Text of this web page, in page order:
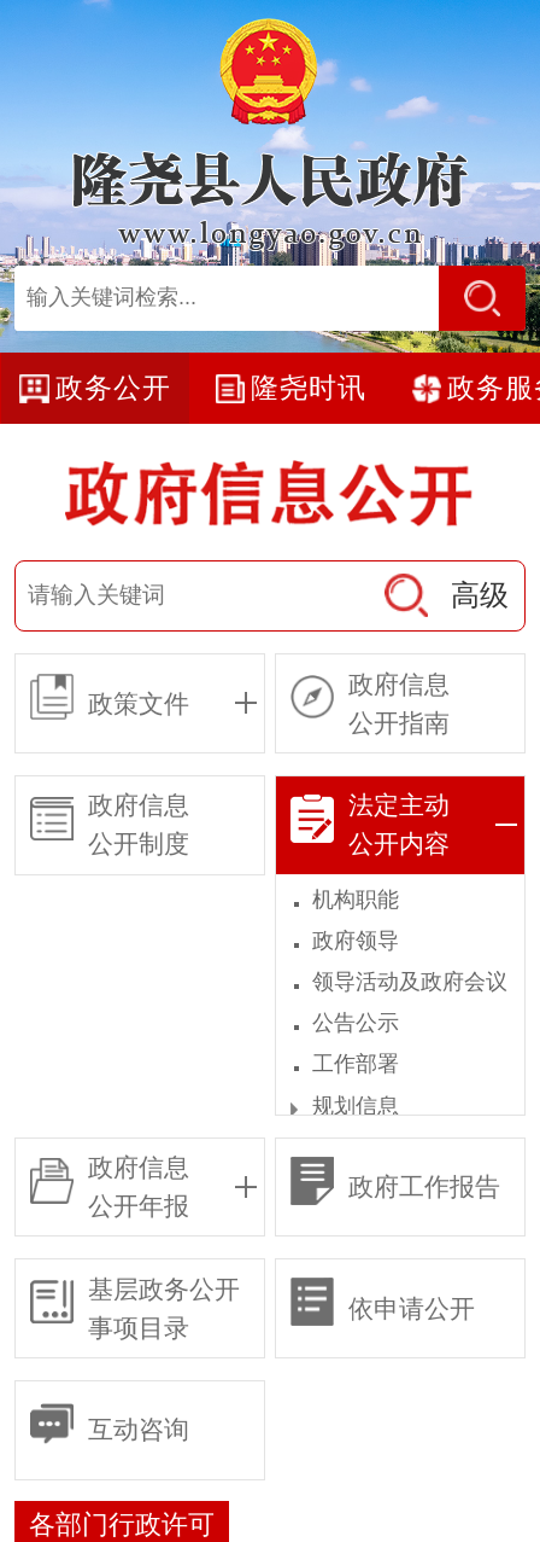
政务公开 隆尧时讯 政务服
高级
政策文件
政府信息
公开指南
政府信息
公开制度
法定主动
公开内容
机构职能
政府领导
领导活动及政府会议
公告公示
工作部署
规划信息
统计信息
权责清单
行政许可
行政审批
行政复议
政府信息
公开年报
政府工作报告
基层政务公开
事项目录
依申请公开
互动咨询
各部门行政许可